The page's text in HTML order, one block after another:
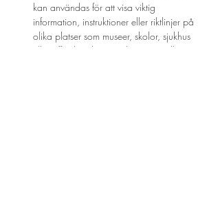
kan användas för att visa viktig
information, instruktioner eller riktlinjer på
olika platser som museer, skolor, sjukhus
eller offentliga byggnader. Dess tydliga